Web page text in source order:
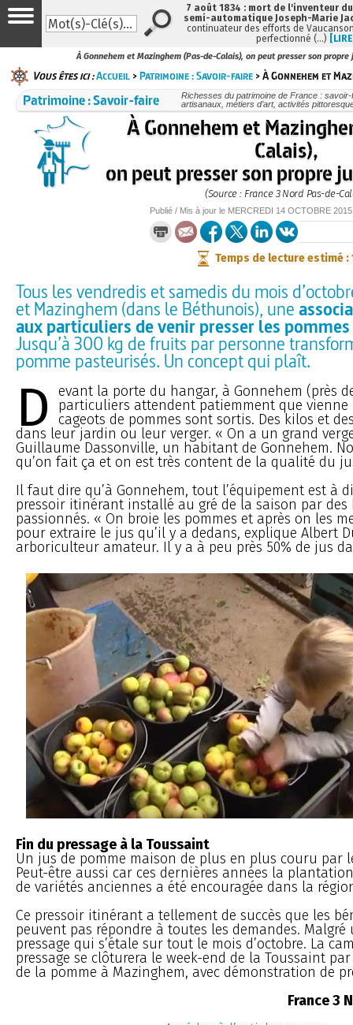
À Gonnehem et Mazinghem (Pas-de-Calais), on peut presser son propre
Vous êtes ici :Accueil >Patrimoine : Savoir-faire > À Gonnehem et
Patrimoine : Savoir-faire
Richesses du patrimoine de France :
artisanaux, métiers d’art, activités
À Gonnehem et
Calais),
on peut presser son propre
(Source : France 3 Nord Pas-de-
Publié / Mis à jour le MERCREDI 14 OCTOBRE 2015
Temps de lecture estimé :
Tous les vendredis et samedis du mois
et Mazinghem (dans le Béthunois), une
aux particuliers de venir presser les
Jusqu’à 300 kg de fruits par personne
pomme pasteurisés. Un concept qui plaît.
D
evant la porte du hangar, à Gonnehem (près
particuliers attendent patiemment que vienne
cageots de pommes sont sortis. Des kilos et
dans leur jardin ou leur verger. « On a un grand
Guillaume Dassonville, un habitant de Gonnehem.
qu’on fait ça et on est très content de la qualité du
Il faut dire qu’à Gonnehem, tout l’équipement est à
pressoir itinérant installé au gré de la saison par des
passionnés. « On broie les pommes et après on les
pour extraire le jus qu’il y a dedans, explique Albert
arboriculteur amateur. Il y a à peu près 50% de jus
Fin du pressage à la Toussaint
Un jus de pomme maison de plus en plus couru par
Peut-être aussi car ces dernières années la
de variétés anciennes a été encouragée dans la
Ce pressoir itinérant a tellement de succès que les
peuvent pas répondre à toutes les demandes. Malgré
pressage qui s’étale sur tout le mois d’octobre. La
pressage se clôturera le week-end de la Toussaint
de la pomme à Mazinghem, avec démonstration de
France 3
7 août 1834 : mort de l'inventeur
semi-automatique Joseph-Marie
continuateur des efforts de
perfectionné (…)